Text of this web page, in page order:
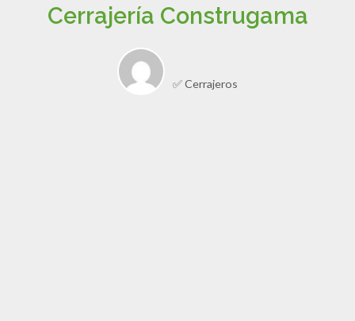
Cerrajería Construgama
✅ Cerrajeros